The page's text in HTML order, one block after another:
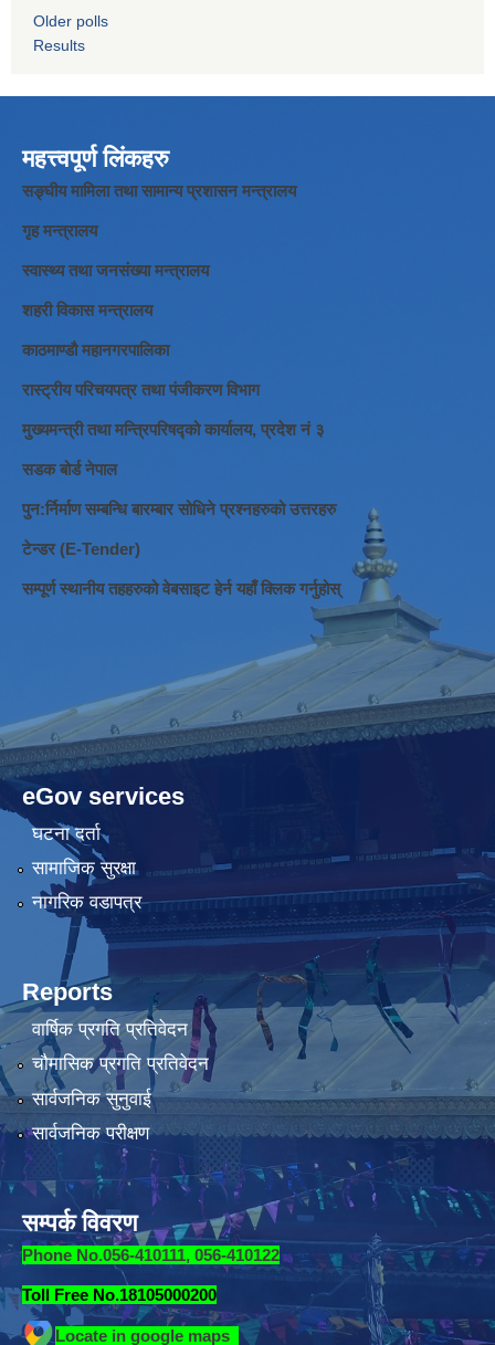
Older polls
Results
महत्त्वपूर्ण लिंकहरु
सङ्घीय मामिला तथा सामान्य प्रशासन मन्त्रालय
गृह मन्त्रालय
स्वास्थ्य तथा जनसंख्या मन्त्रालय
शहरी विकास मन्त्रालय
काठमाण्डौ महानगरपालिका
रास्ट्रीय परिचयपत्र तथा पंजीकरण विभाग
मुख्यमन्त्री तथा मन्त्रिपरिषद्को कार्यालय, प्रदेश नं ३
सडक बोर्ड नेपाल
पुन:र्निर्माण सम्बन्धि बारम्बार सोधिने प्रश्नहरुको उत्तरहरु
टेन्डर (E-Tender)
सम्पूर्ण स्थानीय तहहरुको वेबसाइट हेर्न यहाँ क्लिक गर्नुहोस्
eGov services
घटना दर्ता
सामाजिक सुरक्षा
नागरिक वडापत्र
Reports
वार्षिक प्रगति प्रतिवेदन
चौमासिक प्रगति प्रतिवेदन
सार्वजनिक सुनुवाई
सार्वजनिक परीक्षण
सम्पर्क विवरण
Phone No.056-410111, 056-410122
Toll Free No.18105000200
Locate in google maps